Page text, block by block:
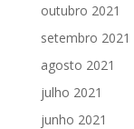
outubro 2021
setembro 2021
agosto 2021
julho 2021
junho 2021